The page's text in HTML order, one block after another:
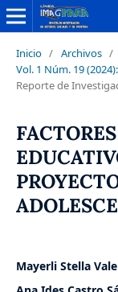
Inicio / Archivos /
Vol. 1 Núm. 19
Reporte de
Mayerli Stella